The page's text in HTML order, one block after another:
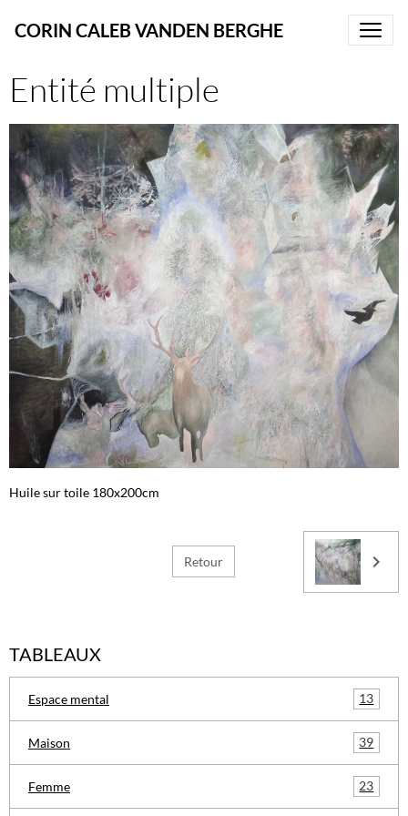
CORIN CALEB VANDEN BERGHE
Entité multiple
Huile sur toile 180x200cm
Retour
TABLEAUX
Espace mental 13
Maison 39
Femme 23